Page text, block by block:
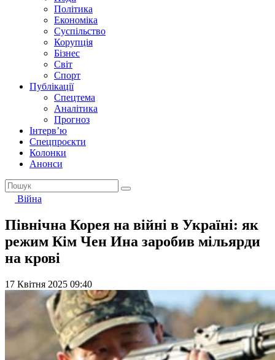
Політика
Економіка
Суспільство
Корупція
Бізнес
Світ
Спорт
Публікації
Спецтема
Аналітика
Прогноз
Інтерв’ю
Спецпроєкти
Колонки
Анонси
Війна
Північна Корея на війні в Україні: як
режим Кім Чен Ина заробив мільярди
на крові
17 Квітня 2025 09:40